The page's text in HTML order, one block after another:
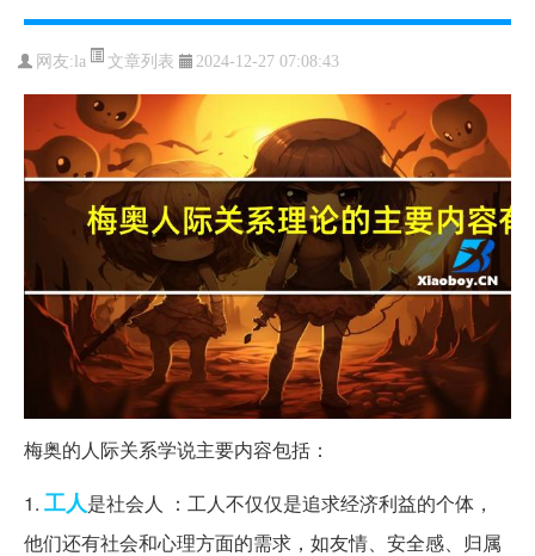
网友: la 文章列表 2024-12-27 07:08:43
梅奥的人际关系学说主要内容包括：
1. 工人是社会人 ：工人不仅仅是追求经济利益的个体，
他们还有社会和心理方面的需求，如友情、安全感、归属